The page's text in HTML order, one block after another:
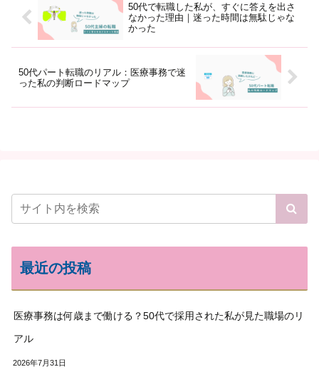
50代で転職した私が、すぐに答えを出さ
なかった理由｜迷った時間は無駄じゃな
かった
50代パート転職のリアル：医療事務で迷
った私の判断ロードマップ
最近の投稿
医療事務は何歳まで働ける？50代で採用された私が見た職場のリ
アル
2026年7月31日